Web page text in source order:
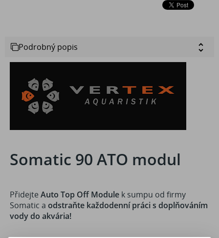
Podrobný popis
Somatic 90 ATO modul
Přidejte Auto Top Off Module k sumpu od firmy
Somatic a odstraňte každodenní práci s doplňováním
vody do akvária!